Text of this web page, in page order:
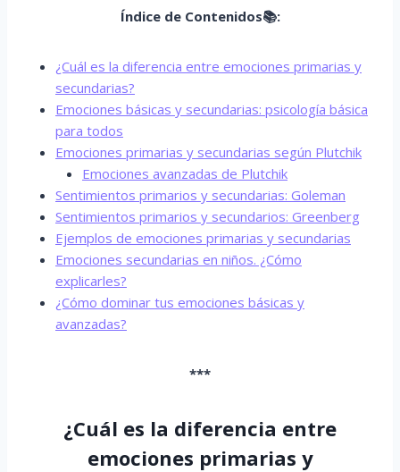
Índice de Contenidos📚:
¿Cuál es la diferencia entre emociones primarias y
secundarias?
Emociones básicas y secundarias: psicología básica
para todos
Emociones primarias y secundarias según Plutchik
Emociones avanzadas de Plutchik
Sentimientos primarios y secundarias: Goleman
Sentimientos primarios y secundarios: Greenberg
Ejemplos de emociones primarias y secundarias
Emociones secundarias en niños. ¿Cómo
explicarles?
¿Cómo dominar tus emociones básicas y
avanzadas?
***
¿Cuál es la diferencia entre
emociones primarias y